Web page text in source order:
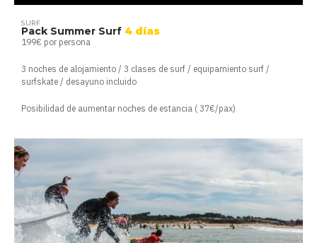
SURF
Pack Summer Surf 4 días
199€ por persona
3 noches de alojamiento / 3 clases de surf / equipamiento surf /
surfskate / desayuno incluido
Posibilidad de aumentar noches de estancia ( 37€/pax)